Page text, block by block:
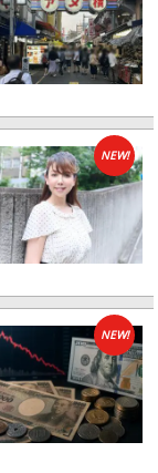
NEW!
NEW!